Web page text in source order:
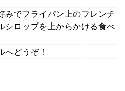
みでフライパン上のフレンチ
シロップを上からかける食べ
へどうぞ！